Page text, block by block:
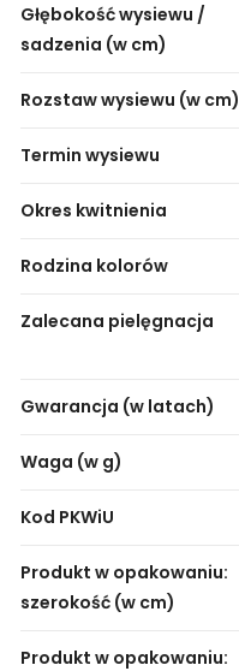
Głębokość wysiewu /
sadzenia (w cm)
Rozstaw wysiewu (w cm)
Termin wysiewu
Okres kwitnienia
Rodzina kolorów
Zalecana pielęgnacja
Gwarancja (w latach)
Waga (w g)
Kod PKWiU
Produkt w opakowaniu:
szerokość (w cm)
Produkt w opakowaniu: